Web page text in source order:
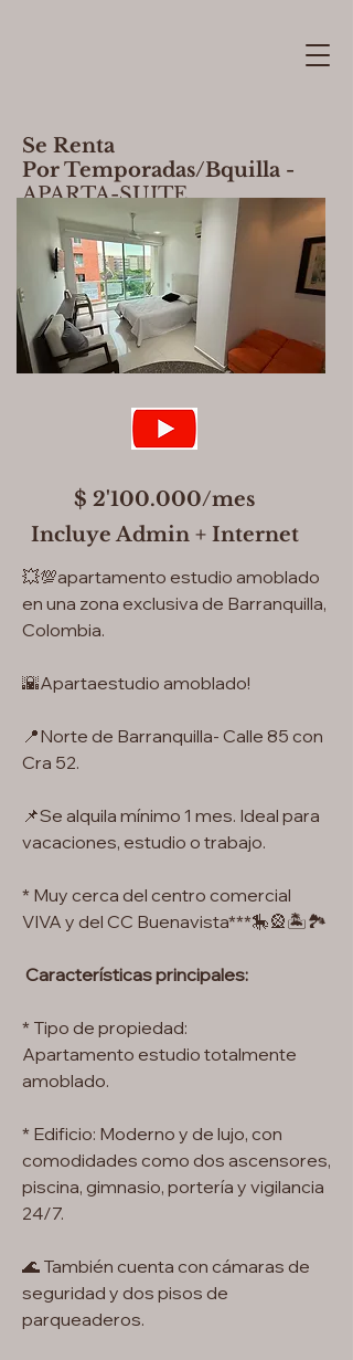
Se Renta
Por Temporadas/Bquilla -
APARTA-SUITE
Ubicación Inmejorable
$ 2'100.000/mes
Incluye Admin + Internet
💥💯apartamento estudio amoblado
en una zona exclusiva de Barranquilla,
Colombia.
🌇Apartaestudio amoblado!
📍Norte de Barranquilla- Calle 85 con
Cra 52.
📌Se alquila mínimo 1 mes. Ideal para
vacaciones, estudio o trabajo.
* Muy cerca del centro comercial
VIVA y del CC Buenavista***🎠🎡🏝🏞
Características principales:
* Tipo de propiedad:
Apartamento estudio totalmente
amoblado.
* Edificio: Moderno y de lujo, con
comodidades como dos ascensores,
piscina, gimnasio, portería y vigilancia
24/7.
🌊 También cuenta con cámaras de
seguridad y dos pisos de
parqueaderos.